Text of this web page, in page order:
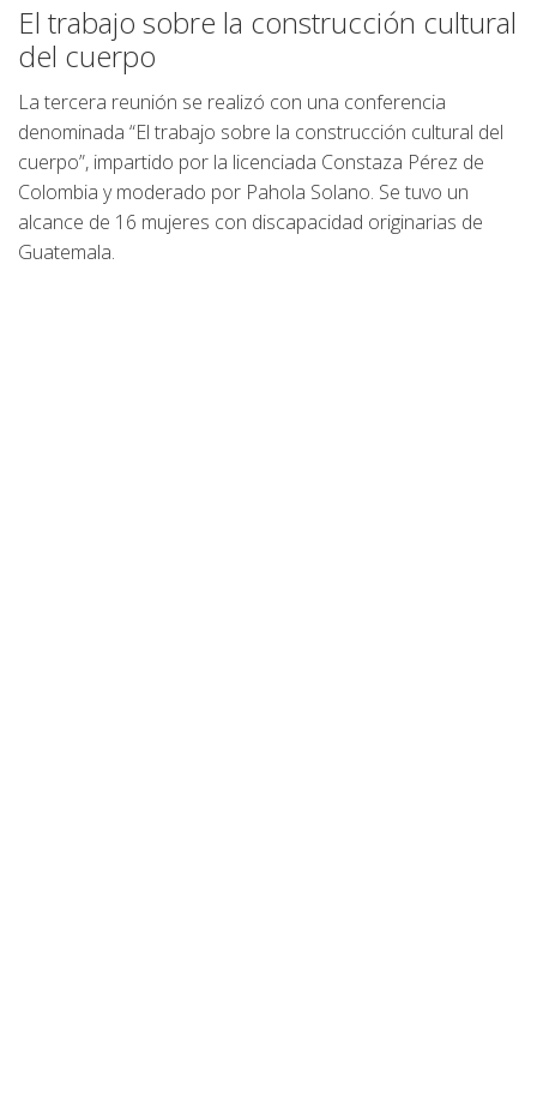
El trabajo sobre la construcción cultural
del cuerpo
La tercera reunión se realizó con una conferencia
denominada “El trabajo sobre la construcción cultural del
cuerpo”, impartido por la licenciada Constaza Pérez de
Colombia y moderado por Pahola Solano. Se tuvo un
alcance de 16 mujeres con discapacidad originarias de
Guatemala.